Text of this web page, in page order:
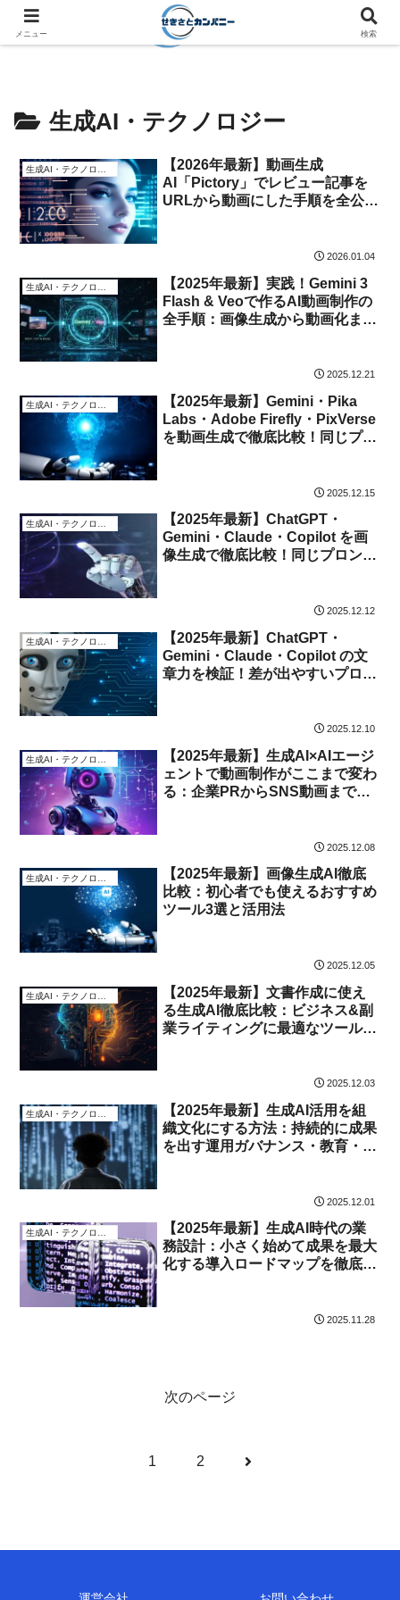
生成AI・テクノロジー
【2026年最新】動画生成
AI「Pictory」でレビュー記事を
URLから動画にした手順を全公
2026.01.04
【2025年最新】実践！Gemini 3
Flash & Veoで作るAI動画制作の
全手順：画像生成から動画化ま
2025.12.21
生成AI・テクノロジー
【2025年最新】Gemini・Pika
Labs・Adobe Firefly・PixVerse
を動画生成で徹底比較！同じプロ
2025.12.15
【2025年最新】ChatGPT・
Gemini・Claude・Copilot を画
像生成で徹底比較！同じプロンプ
2025.12.12
【2025年最新】ChatGPT・
Gemini・Claude・Copilot の文
章力を検証！差が出やすいプロン
2025.12.10
生成AI・テクノロジー
【2025年最新】生成AI×AIエージ
ェントで動画制作がここまで変わ
る：企業PRからSNS動画まで一
2025.12.08
【2025年最新】画像生成AI徹底
比較：初心者でも使えるおすすめ
ツール3選と活用法
2025.12.05
【2025年最新】文書作成に使え
る生成AI徹底比較：ビジネス&副
業ライティングに最適なツール選
2025.12.03
生成AI・テクノロジー
【2025年最新】生成AI活用を組
織文化にする方法：持続的に成果
を出す運用ガバナンス・教育・推
2025.12.01
【2025年最新】生成AI時代の業
務設計：小さく始めて成果を最大
化する導入ロードマップを徹底解
2025.11.28
次のページ
1 2 次
メニュー 検索